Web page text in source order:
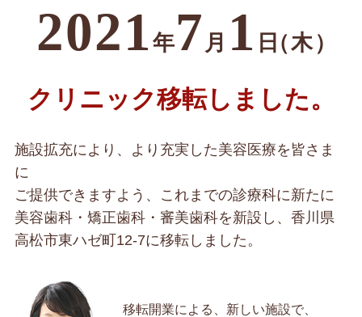
2021 年7 月 1 日（木）
クリニック移転しました。
施設拡充により、より充実した美容医療を皆さま
に
ご提供できますよう、これまでの診療科に新たに
美容歯科・矯正歯科・審美歯科を新設し、香川県
高松市東ハゼ町12-7に移転しました。
移転開業による、新しい施設で、